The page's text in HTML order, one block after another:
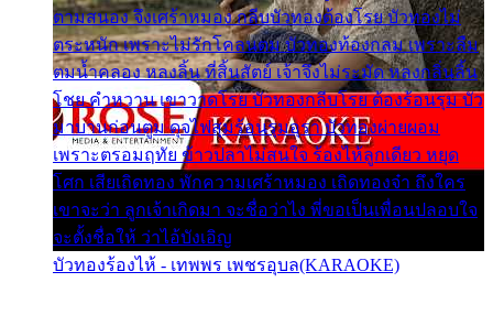
ตามสนอง จึงเศร้าหมอง กลีบบัวทองต้องโรย บัวทองไม่
ตระหนัก เพราะไม่รักโคลนตม บัวทองท้องกลม เพราะลืม
ตมน้ำคลอง หลงลิ้น ที่สิ้นสัตย์ เจ้าจึงไม่ระมัด หลงกลิ่นลิ้น
โชย คำหวาน เขาวาดโรย บัวทองกลีบโรย ต้องร้อนรุม บัว
มาบานก่อนตูม ดุจไฟสุมร้อนรุมอุรา บัวทองผ่ายผอม
เพราะตรอมฤทัย ข้าวปลาไม่สนใจ ร้องไห้ลูกเดียว หยุด
โศก เสียเถิดทอง พักความเศร้าหมอง เถิดทองจ๋า ถึงใคร
เขาจะว่า ลูกเจ้าเกิดมา จะชื่อว่าไง พี่ขอเป็นเพื่อนปลอบใจ
จะตั้งชื่อให้ ว่าไอ้บังเอิญ
บัวทองร้องไห้ - เทพพร เพชรอุบล(KARAOKE)